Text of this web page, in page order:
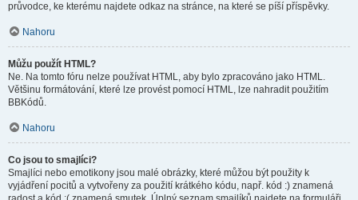
průvodce, ke kterému najdete odkaz na stránce, na které se píší příspěvky.
Nahoru
Můžu použít HTML?
Ne. Na tomto fóru nelze používat HTML, aby bylo zpracováno jako HTML.
Většinu formátování, které lze provést pomocí HTML, lze nahradit použitím
BBKódů.
Nahoru
Co jsou to smajlíci?
Smajlíci nebo emotikony jsou malé obrázky, které můžou být použity k
vyjádření pocitů a vytvořeny za použití krátkého kódu, např. kód :) znamená